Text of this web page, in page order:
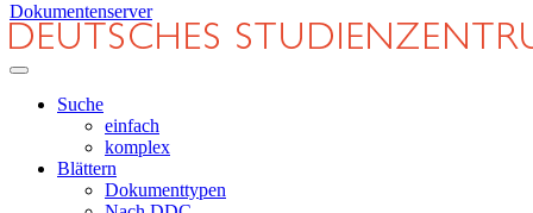
Dokumentenserver
Suche
einfach
komplex
Blättern
Dokumenttypen